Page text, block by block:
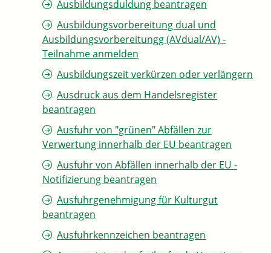
Ausbildungsduldung beantragen
Ausbildungsvorbereitung dual und
Ausbildungsvorbereitungg (AVdual/AV) -
Teilnahme anmelden
Ausbildungszeit verkürzen oder verlängern
Ausdruck aus dem Handelsregister
beantragen
Ausfuhr von "grünen" Abfällen zur
Verwertung innerhalb der EU beantragen
Ausfuhr von Abfällen innerhalb der EU -
Notifizierung beantragen
Ausfuhrgenehmigung für Kulturgut
beantragen
Ausfuhrkennzeichen beantragen